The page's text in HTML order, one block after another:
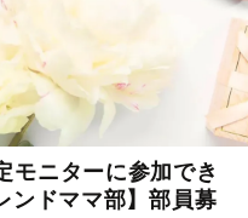
モニターに参加でき
ンドママ部】部員募